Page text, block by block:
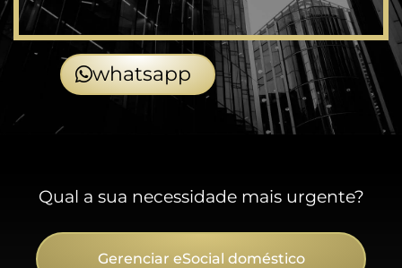
whatsapp
Qual a sua necessidade mais urgente?
Gerenciar eSocial doméstico